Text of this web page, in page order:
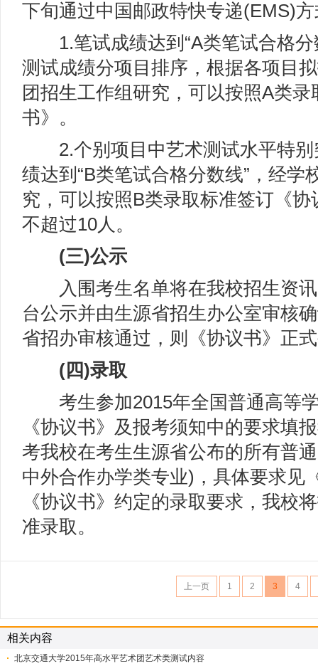
下旬通过中国邮政特快专递(EMS)
1.笔试成绩达到“A类笔试合格分
测试成绩分项目排序，根据各项目
团招生工作组研究，可以按照A类
书》。
2.个别项目中艺术测试水平特别
绩达到“B类笔试合格分数线”，经学
究，可以按照B类录取标准签订《
不超过10人。
(三)公示
入围考生名单将在我校招生资讯
台公示并由生源省招生办公室审核
省招办审核通过，则《协议书》正
(四)录取
考生参加2015年全国普通高等学
《协议书》及报考须知中的要求填
考我校在考生生源省公布的所有普
中外合作办学类专业)，具体要求见
《协议书》约定的录取要求，我校
准录取。
上一页 1 2 3 4
相关内容
北京交通大学2015年高水平艺术团艺术类测试内容